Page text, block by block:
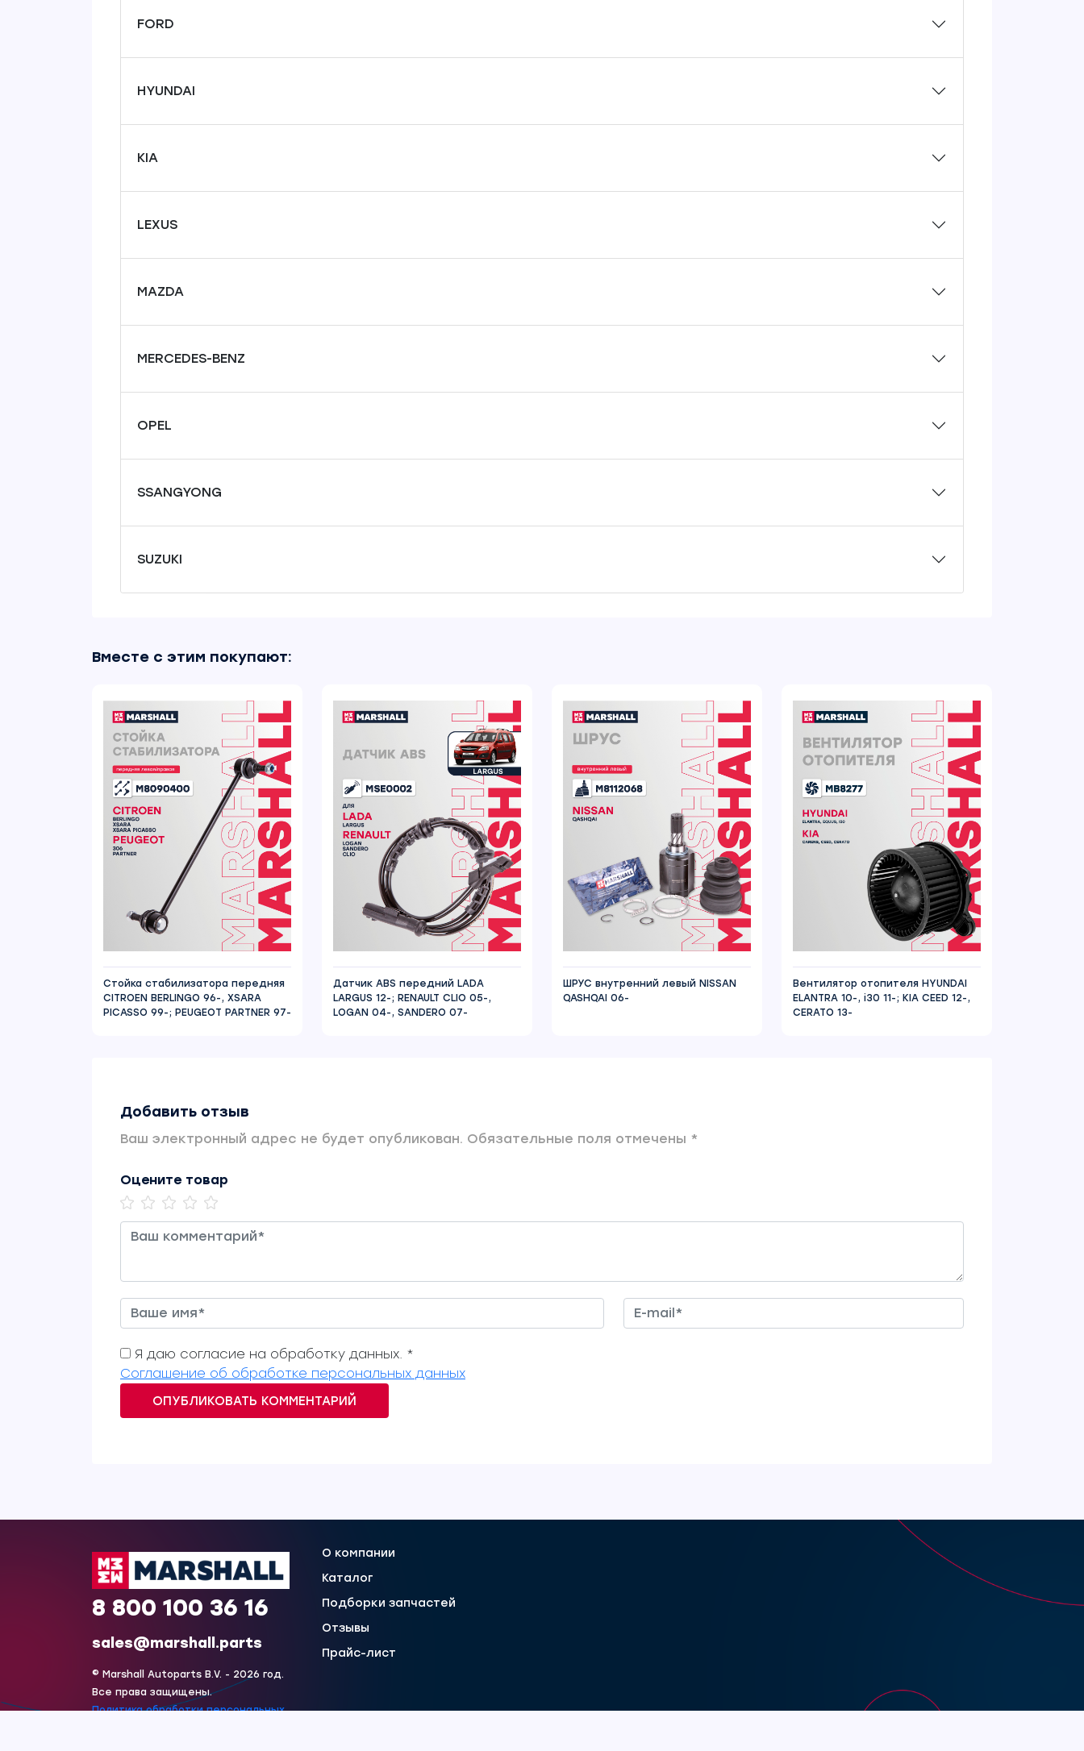
FORD
HYUNDAI
KIA
LEXUS
MAZDA
MERCEDES-BENZ
OPEL
SSANGYONG
SUZUKI
Вместе с этим покупают:
Стойка стабилизатора передняя
CITROEN BERLINGO 96-, XSARA
PICASSO 99-; PEUGEOT PARTNER 97-
Датчик ABS передний LADA
LARGUS 12-; RENAULT CLIO 05-,
LOGAN 04-, SANDERO 07-
ШРУС внутренний левый NISSAN
QASHQAI 06-
Вентилятор отопителя HYUNDAI
ELANTRA 10-, i30 11-; KIA CEED 12-,
CERATO 13-
Добавить отзыв
Ваш электронный адрес не будет опубликован. Обязательные поля отмечены *
Оцените товар
Я даю согласие на обработку данных. *
Соглашение об обработке персональных данных
ОПУБЛИКОВАТЬ КОММЕНТАРИЙ
8 800 100 36 16
sales@marshall.parts
© Marshall Autoparts B.V. - 2026 год.
Все права защищены.
Политика обработки персональных
О компании
Каталог
Подборки запчастей
Отзывы
Прайс-лист